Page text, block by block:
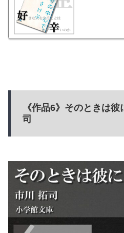
《作品6》そのときは
司